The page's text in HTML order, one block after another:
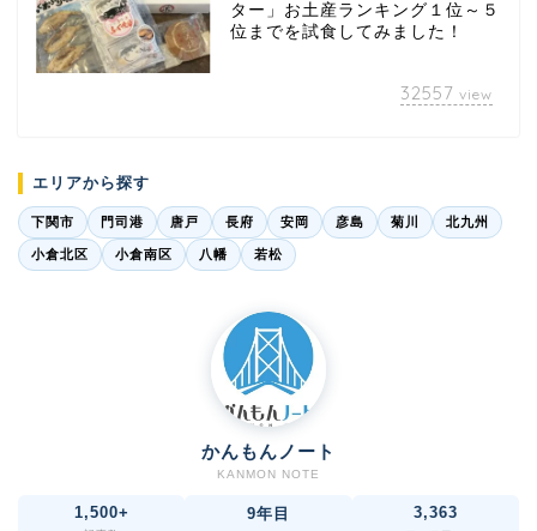
ター」お土産ランキング１位～５
位までを試食してみました！
32557 view
エリアから探す
下関市 門司港 唐戸 長府 安岡 彦島 菊川 北九州
小倉北区 小倉南区 八幡 若松
かんもんノート
KANMON NOTE
1,500+ 9年目 3,363